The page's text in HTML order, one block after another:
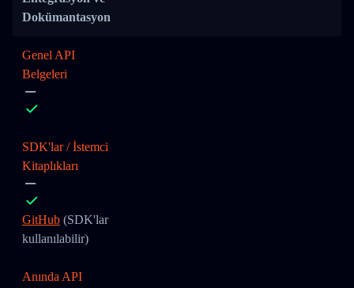
Dokümantasyon
Genel API
Belgeleri
SDK'lar / İstemci
Kitaplıkları
GitHub (SDK'lar
kullanılabilir)
Anında API